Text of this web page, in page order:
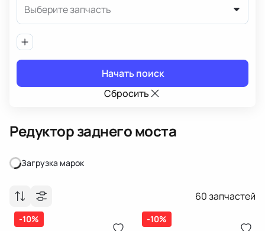
Выберите запчасть
Начать поиск
Сбросить
Редуктор заднего моста
Загрузка марок
Загрузка марок
60запчастей
-10% -10%